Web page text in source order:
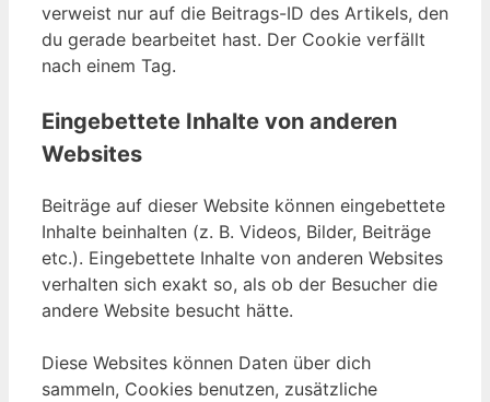
verweist nur auf die Beitrags-ID des Artikels, den
du gerade bearbeitet hast. Der Cookie verfällt
nach einem Tag.
Eingebettete Inhalte von anderen
Websites
Beiträge auf dieser Website können eingebettete
Inhalte beinhalten (z. B. Videos, Bilder, Beiträge
etc.). Eingebettete Inhalte von anderen Websites
verhalten sich exakt so, als ob der Besucher die
andere Website besucht hätte.
Diese Websites können Daten über dich
sammeln, Cookies benutzen, zusätzliche